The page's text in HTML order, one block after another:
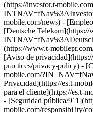
(https://investor.t-
mobile.com/news) -
[Deutsche Telekom](https://
(https://www.t-
[Aviso de
practices/privacy-policy) -
mobile.com/
Privacidad](https://es.t-
para el cliente](https://es.t-
- [Seguridad pública/
mobile.com/responsibility/